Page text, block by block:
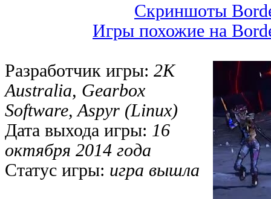
Скриншоты
Игры похожие на
Разработчик игры: 2K
Australia, Gearbox
Software, Aspyr (Linux)
Дата выхода игры: 16
октября 2014 года
Статус игры: игра вышла